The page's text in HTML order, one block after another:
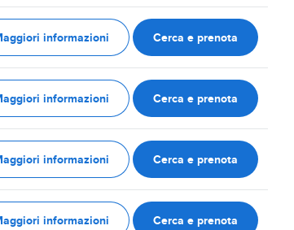
informazioni Cerca e prenota
informazioni Cerca e prenota
informazioni Cerca e prenota
informazioni Cerca e prenota